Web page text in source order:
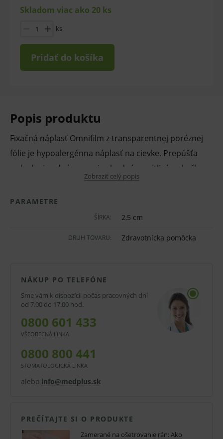
Skladom viac ako 20 ks
ks
Pridať do košíka
Popis produktu
Fixačná náplasť Omnifilm z transparentnej poréznej
fólie je hypoalergénna náplasť na cievke. Prepúšťa
vzduch aj vodné pary a je vhodná na citlivú pokožku.
Dobre drží na pokožke vďaka polyakrylátového
lepidla, ľahko a bezo zvyšku ju možno odstrániť.
Náplasť Omnifilm neabsorbuje röntgenové žiarenie, a
upevnenie kanýl, sond katétrov a pod. Transparentné
prevedenie umožňuje stálu vizuálnu kontrolu najmä
stavu tekutiny.
Vlastnosti a výhody:
Fixačná náplasť.
Obsahuje polyakrylátové lepidlo.
Zobraziť celý popis
PARAMETRE
ŠÍRKA: 2,5 cm
DRUH TOVARU: Zdravotnícka pomôcka
NÁKUP PO TELEFÓNE
Sme vám k dispozícii počas pracovných dní
od 7.00 do 17.00 hod.
0800 601 433
VŠEOBECNÁ LINKA
0800 800 441
STOMATOLOGICKÁ LINKA
alebo info@medplus.sk
PREČÍTAJTE SI O PRODUKTE
Zamerané na ošetrovanie rán: Ako